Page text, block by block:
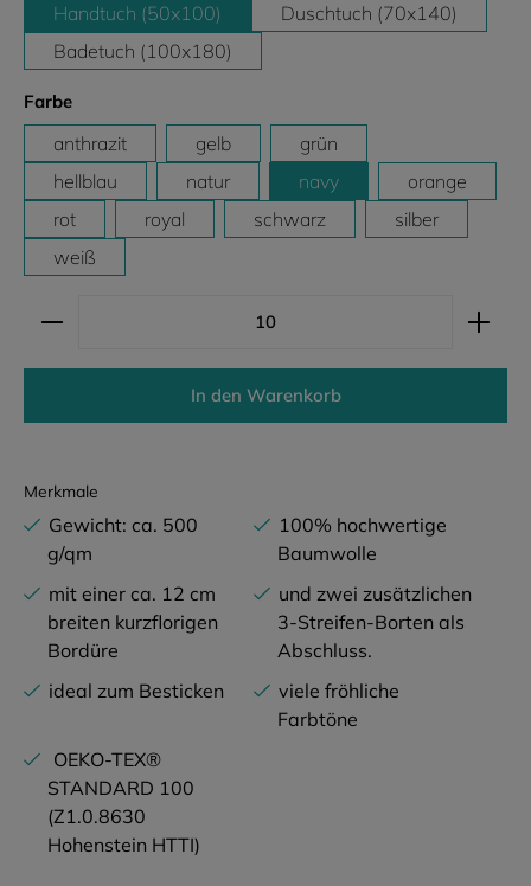
Handtuch (50x100)
Duschtuch (70x140)
Badetuch (100x180)
Farbeauswählen
anthrazit gelb
grün
hellblau
natur navy
orange
rot
royal schwarz
silber
weiß
Produkt Anzahl: Gib den gewünschten Wert ein
In den Warenkorb
Merkmale
Gewicht: ca. 500
g/qm
100% hochwertige
Baumwolle
mit einer ca. 12 cm
breiten kurzflorigen
Bordüre
und zwei zusätzlichen
3-Streifen-Borten als
Abschluss.
ideal zum Besticken
viele fröhliche
Farbtöne
OEKO-TEX®
STANDARD 100
(Z1.0.8630
Hohenstein HTTI)